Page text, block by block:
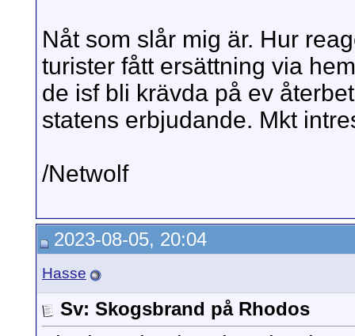
Nåt som slår mig är. Hur
turister fått ersättning via
de isf bli krävda på ev
statens erbjudande. Mkt
/Netwolf
2023-08-05, 20:04
Hasse
Sv: Skogsbrand på Rhodos